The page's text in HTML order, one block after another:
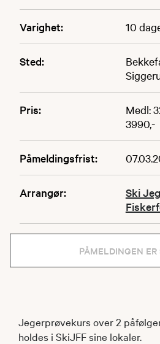
Varighet: 10
Sted:
Pris:
Medl:
3990,-
Påmeldingsfrist:
Arrangør:
Ski
PÅMELDINGEN
Jegerprøvekurs over 2
holdes i SkiJFF sine lokaler.